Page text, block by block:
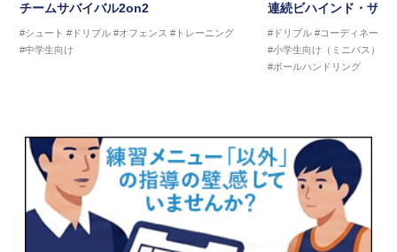
チームサバイバル2on2
#シュート #ドリブル #オフェンス #トレーニング
#中学生向け
連続ビハインド・ザ・
#ドリブル #コーディネーシ
#小学生向け（ミニバス）
#ボールハンドリング